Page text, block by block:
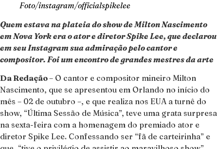
Foto/instagram/officialspikelee
Quem estava na plateia do show de Milton Nascimento
em Nova York era o ator e diretor Spike Lee, que declarou
em seu Instagram sua admiração pelo cantor e
compositor. Foi um encontro de grandes mestres da arte
Da Redação– O cantor e compositor mineiro Milton
Nascimento, que se apresentou em Orlando no início do
mês – 02 de outubro –, e que realiza nos EUA a turnê do
show, “Última Sessão de Música”, teve uma grata surpresa
na sexta-feira com a homenagem do premiado ator e
diretor Spike Lee. Confessando ser “fã de carteirinha” e